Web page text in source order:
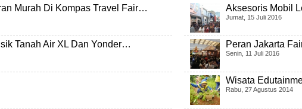
Murah Di Kompas Travel Fair…
Tanah Air XL Dan Yonder…
Aksesoris Mobil
Jumat, 15 Juli 2016
Peran Jakarta
Senin, 11 Juli 2016
Wisata
Rabu, 27 Agustus 2014